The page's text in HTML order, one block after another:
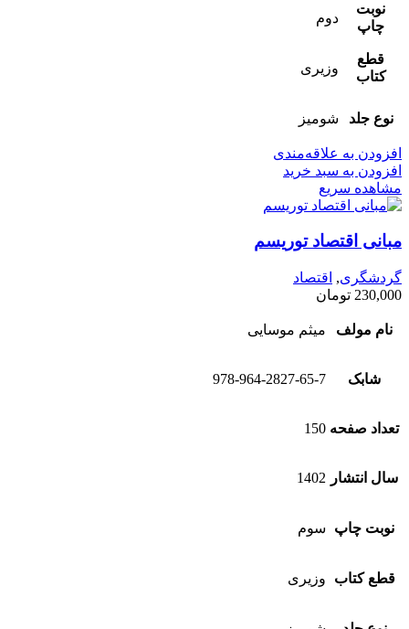
نوبت
چاپ
دوم
قطع
کتاب
وزیری
نوع جلد شومیز
افزودن به علاقه‌مندی
افزودن به سبد خرید
مشاهده سریع
مبانی اقتصاد توریسم
گردشگری, اقتصاد
230,000 تومان
نام مولف میثم موسایی
شابک 978-964-2827-65-7
تعداد صفحه 150
سال انتشار 1402
نوبت چاپ سوم
قطع کتاب وزیری